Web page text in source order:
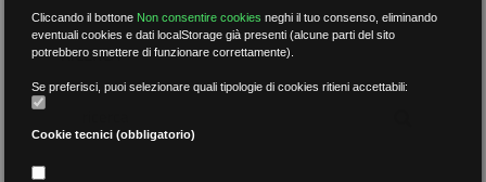
RICERCA
Cliccando il bottone Non consentire cookies neghi il tuo consenso, eliminando
eventuali cookies e dati localStorage già presenti (alcune parti del sito
potrebbero smettere di funzionare correttamente).
Se preferisci, puoi selezionare quali tipologie di cookies ritieni accettabili:
Cookie tecnici (obbligatorio)